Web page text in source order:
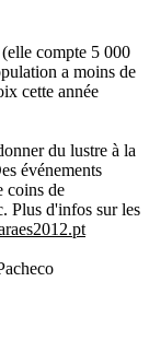
compte 5 000
a moins de
cette année
du lustre à la
événements
coins de
Plus d'infos sur les